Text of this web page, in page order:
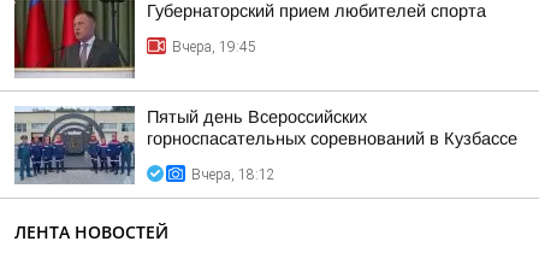
Губернаторский прием любителей спорта
Вчера, 19:45
Пятый день Всероссийских
горноспасательных соревнований в Кузбассе
Вчера, 18:12
ЛЕНТА НОВОСТЕЙ